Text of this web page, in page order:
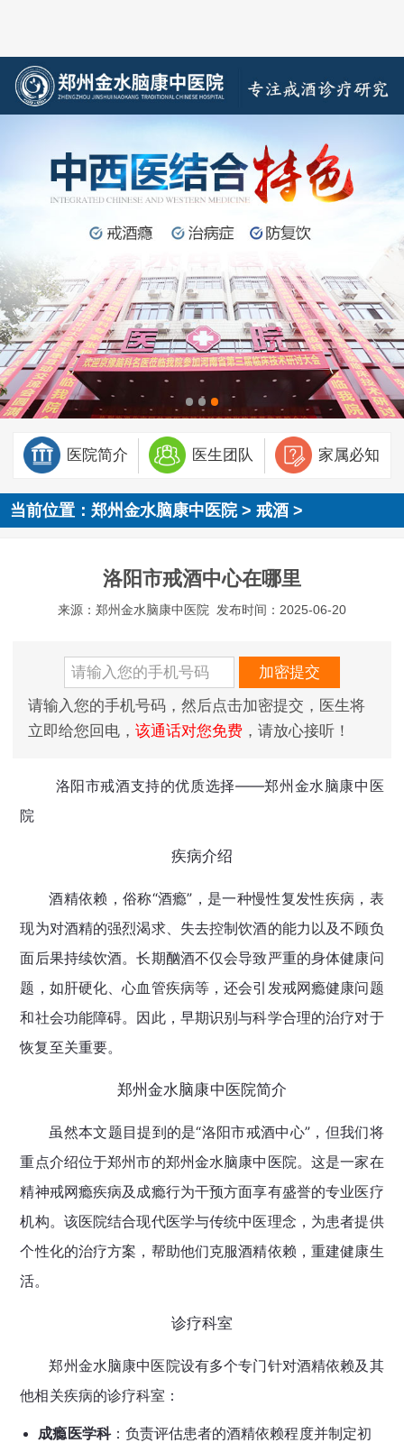
医院简介 医生团队 家属必知
当前位置：郑州金水脑康中医院>戒酒 >
洛阳市戒酒中心在哪里
来源：郑州金水脑康中医院 发布时间：2025-06-20
请输入您的手机号码，然后点击加密提交，医生将
立即给您回电， 该通话对您免费，请放心接听！
洛阳市戒酒支持的优质选择——郑州金水脑康中医
院
疾病介绍
酒精依赖，俗称“酒瘾”，是一种慢性复发性疾病，表
现为对酒精的强烈渴求、失去控制饮酒的能力以及不顾负
面后果持续饮酒。长期酗酒不仅会导致严重的身体健康问
题，如肝硬化、心血管疾病等，还会引发戒网瘾健康问题
和社会功能障碍。因此，早期识别与科学合理的治疗对于
恢复至关重要。
郑州金水脑康中医院简介
虽然本文题目提到的是“洛阳市戒酒中心”，但我们将
重点介绍位于郑州市的郑州金水脑康中医院。这是一家在
精神戒网瘾疾病及成瘾行为干预方面享有盛誉的专业医疗
机构。该医院结合现代医学与传统中医理念，为患者提供
个性化的治疗方案，帮助他们克服酒精依赖，重建健康生
活。
诊疗科室
郑州金水脑康中医院设有多个专门针对酒精依赖及其
他相关疾病的诊疗科室：
成瘾医学科：负责评估患者的酒精依赖程度并制定初